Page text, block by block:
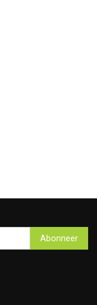
Abonneer